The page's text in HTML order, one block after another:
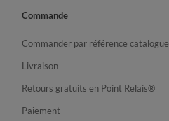
Commande
Commander par référence catalogue
Livraison
Retours gratuits en Point Relais®
Paiement